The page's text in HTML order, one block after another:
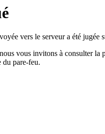
vers le serveur a été jugée
vous invitons à consulter la
du pare-feu.